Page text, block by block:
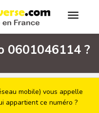
0601046114 ?
mobile) vous appelle
appartient ce numéro ?